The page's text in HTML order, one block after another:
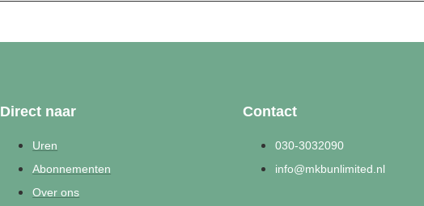
Direct naar
Uren
Abonnementen
Over ons
Contact
030-3032090
info@mkbunlimited.nl